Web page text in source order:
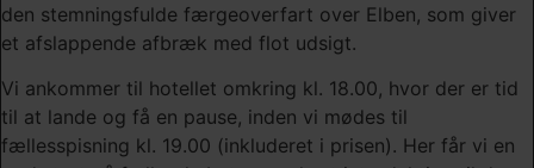
den stemningsfulde færgeoverfart over Elben, som giver
et afslappende afbræk med flot udsigt.
Vi ankommer til hotellet omkring kl. 18.00, hvor der er tid
til at lande og få en pause, inden vi mødes til
fællesspisning kl. 19.00 (inkluderet i prisen). Her får vi en